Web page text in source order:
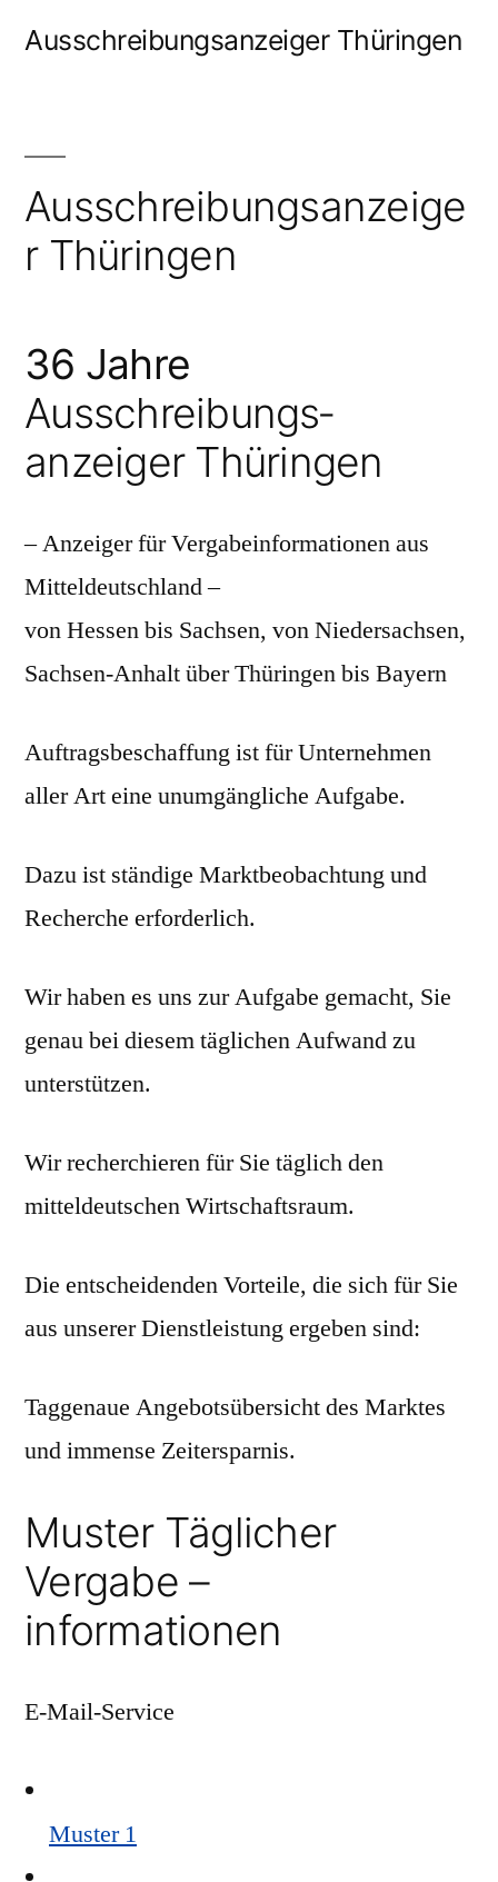
Ausschreibungsanzeiger Thüringen
Ausschreibungsanzeige
r Thüringen
36 Jahre
Ausschreibungs­
anzeiger Thüringen
– Anzeiger für Vergabeinformationen aus
Mitteldeutschland –
von Hessen bis Sachsen, von Niedersachsen,
Sachsen-Anhalt über Thüringen bis Bayern
Auftragsbeschaffung ist für Unternehmen
aller Art eine unumgängliche Aufgabe.
Dazu ist ständige Marktbeobachtung und
Recherche erforderlich.
Wir haben es uns zur Aufgabe gemacht, Sie
genau bei diesem täglichen Aufwand zu
unterstützen.
Wir recherchieren für Sie täglich den
mitteldeutschen Wirtschaftsraum.
Die entscheidenden Vorteile, die sich für Sie
aus unserer Dienstleistung ergeben sind:
Taggenaue Angebotsübersicht des Marktes
und immense Zeitersparnis.
Muster Täglicher
Vergabe –
informationen
E-Mail-Service
Muster 1